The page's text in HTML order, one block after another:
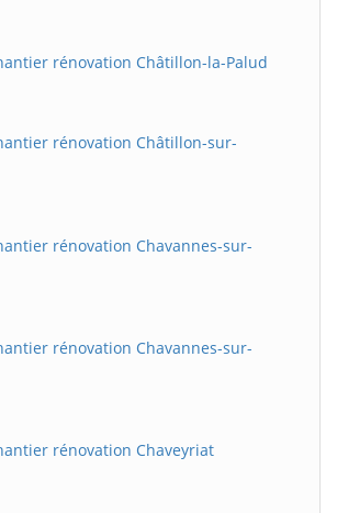
rénovation Châtillon-la-Palud
rénovation Châtillon-sur-
rénovation Chavannes-sur-
rénovation Chavannes-sur-
rénovation Chaveyriat